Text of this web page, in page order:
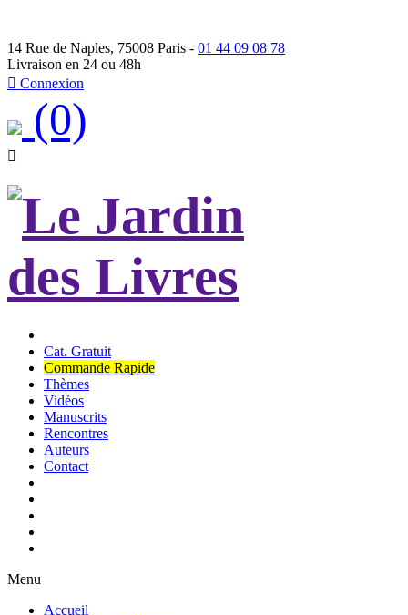
14 Rue de Naples, 75008 Paris - 01 44 09 08 78
Livraison en 24 ou 48h
 Connexion
(0)

Cat. Gratuit
Commande Rapide
Thèmes
Vidéos
Manuscrits
Rencontres
Auteurs
Contact
Menu
Accueil